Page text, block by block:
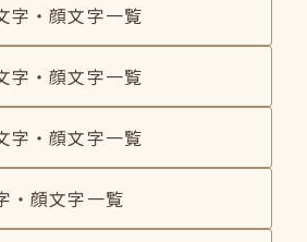
字・顔文字一覧
字・顔文字一覧
字・顔文字一覧
・顔文字一覧